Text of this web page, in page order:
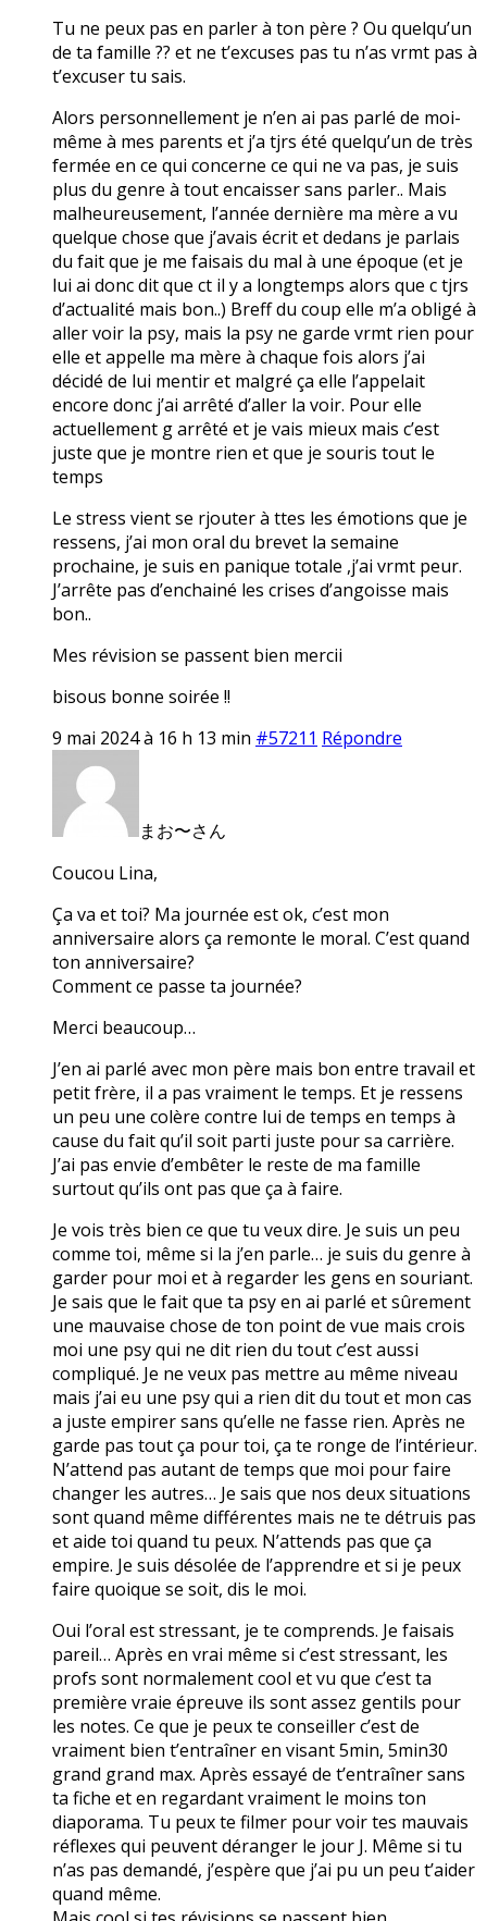
Tu ne peux pas en parler à ton père ? Ou quelqu’un
de ta famille ?? et ne t’excuses pas tu n’as vrmt pas à
t’excuser tu sais.
Alors personnellement je n’en ai pas parlé de moi-
même à mes parents et j’a tjrs été quelqu’un de très
fermée en ce qui concerne ce qui ne va pas, je suis
plus du genre à tout encaisser sans parler.. Mais
malheureusement, l’année dernière ma mère a vu
quelque chose que j’avais écrit et dedans je parlais
du fait que je me faisais du mal à une époque (et je
lui ai donc dit que ct il y a longtemps alors que c tjrs
d’actualité mais bon..) Breff du coup elle m’a obligé à
aller voir la psy, mais la psy ne garde vrmt rien pour
elle et appelle ma mère à chaque fois alors j’ai
décidé de lui mentir et malgré ça elle l’appelait
encore donc j’ai arrêté d’aller la voir. Pour elle
actuellement g arrêté et je vais mieux mais c’est
juste que je montre rien et que je souris tout le
temps
Le stress vient se rjouter à ttes les émotions que je
ressens, j’ai mon oral du brevet la semaine
prochaine, je suis en panique totale ,j’ai vrmt peur.
J’arrête pas d’enchainé les crises d’angoisse mais
bon..
Mes révision se passent bien mercii
bisous bonne soirée !!
9 mai 2024 à 16 h 13 min #57211 Répondre
まお〜さん
Coucou Lina,
Ça va et toi? Ma journée est ok, c’est mon
anniversaire alors ça remonte le moral. C’est quand
ton anniversaire?
Comment ce passe ta journée?
Merci beaucoup…
J’en ai parlé avec mon père mais bon entre travail et
petit frère, il a pas vraiment le temps. Et je ressens
un peu une colère contre lui de temps en temps à
cause du fait qu’il soit parti juste pour sa carrière.
J’ai pas envie d’embêter le reste de ma famille
surtout qu’ils ont pas que ça à faire.
Je vois très bien ce que tu veux dire. Je suis un peu
comme toi, même si la j’en parle… je suis du genre à
garder pour moi et à regarder les gens en souriant.
Je sais que le fait que ta psy en ai parlé et sûrement
une mauvaise chose de ton point de vue mais crois
moi une psy qui ne dit rien du tout c’est aussi
compliqué. Je ne veux pas mettre au même niveau
mais j’ai eu une psy qui a rien dit du tout et mon cas
a juste empirer sans qu’elle ne fasse rien. Après ne
garde pas tout ça pour toi, ça te ronge de l’intérieur.
N’attend pas autant de temps que moi pour faire
changer les autres… Je sais que nos deux situations
sont quand même différentes mais ne te détruis pas
et aide toi quand tu peux. N’attends pas que ça
empire. Je suis désolée de l’apprendre et si je peux
faire quoique se soit, dis le moi.
Oui l’oral est stressant, je te comprends. Je faisais
pareil… Après en vrai même si c’est stressant, les
profs sont normalement cool et vu que c’est ta
première vraie épreuve ils sont assez gentils pour
les notes. Ce que je peux te conseiller c’est de
vraiment bien t’entraîner en visant 5min, 5min30
grand grand max. Après essayé de t’entraîner sans
ta fiche et en regardant vraiment le moins ton
diaporama. Tu peux te filmer pour voir tes mauvais
réflexes qui peuvent déranger le jour J. Même si tu
n’as pas demandé, j’espère que j’ai pu un peu t’aider
quand même.